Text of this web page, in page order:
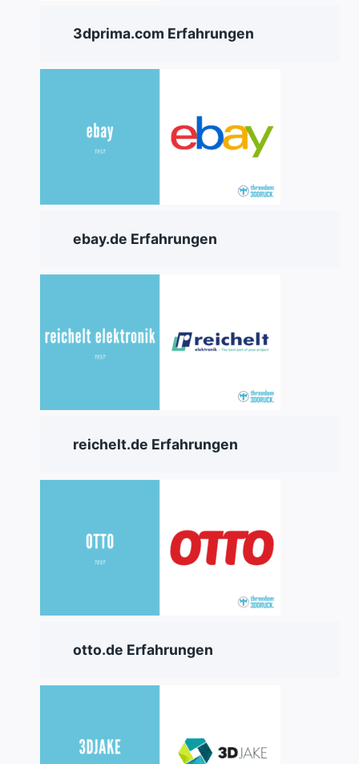
3dprima.com Erfahrungen
ebay.de Erfahrungen
reichelt.de Erfahrungen
otto.de Erfahrungen